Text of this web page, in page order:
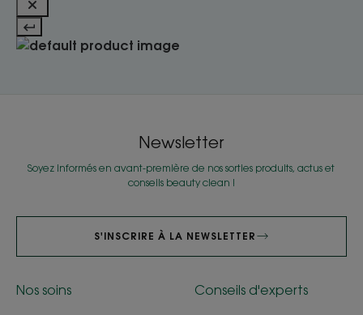
Newsletter
Soyez informés en avant-première de nos sorties produits, actus et
conseils beauty clean !
S'INSCRIRE À LA NEWSLETTER
Nos soins Conseils d'experts